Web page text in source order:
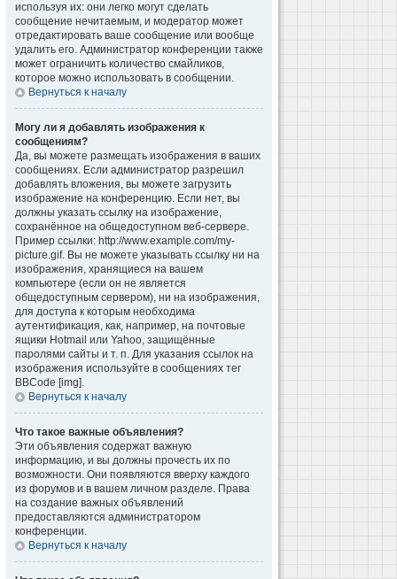
используя их: они легко могут сделать
сообщение нечитаемым, и модератор может
отредактировать ваше сообщение или вообще
удалить его. Администратор конференции также
может ограничить количество смайликов,
которое можно использовать в сообщении.
Вернуться к началу
Могу ли я добавлять изображения к
сообщениям?
Да, вы можете размещать изображения в ваших
сообщениях. Если администратор разрешил
добавлять вложения, вы можете загрузить
изображение на конференцию. Если нет, вы
должны указать ссылку на изображение,
сохранённое на общедоступном веб-сервере.
Пример ссылки: http://www.example.com/my-
picture.gif. Вы не можете указывать ссылку ни на
изображения, хранящиеся на вашем
компьютере (если он не является
общедоступным сервером), ни на изображения,
для доступа к которым необходима
аутентификация, как, например, на почтовые
ящики Hotmail или Yahoo, защищённые
паролями сайты и т. п. Для указания ссылок на
изображения используйте в сообщениях тег
BBCode [img].
Вернуться к началу
Что такое важные объявления?
Эти объявления содержат важную
информацию, и вы должны прочесть их по
возможности. Они появляются вверху каждого
из форумов и в вашем личном разделе. Права
на создание важных объявлений
предоставляются администратором
конференции.
Вернуться к началу